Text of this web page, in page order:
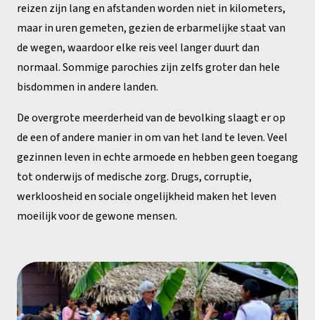
reizen zijn lang en afstanden worden niet in kilometers,
maar in uren gemeten, gezien de erbarmelijke staat van
de wegen, waardoor elke reis veel langer duurt dan
normaal. Sommige parochies zijn zelfs groter dan hele
bisdommen in andere landen.
De overgrote meerderheid van de bevolking slaagt er op
de een of andere manier in om van het land te leven. Veel
gezinnen leven in echte armoede en hebben geen toegang
tot onderwijs of medische zorg. Drugs, corruptie,
werkloosheid en sociale ongelijkheid maken het leven
moeilijk voor de gewone mensen.